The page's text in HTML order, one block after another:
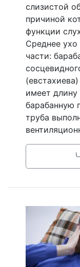
слизистой
причиной
функции
Среднее
части:
имеет
барабанную
труба